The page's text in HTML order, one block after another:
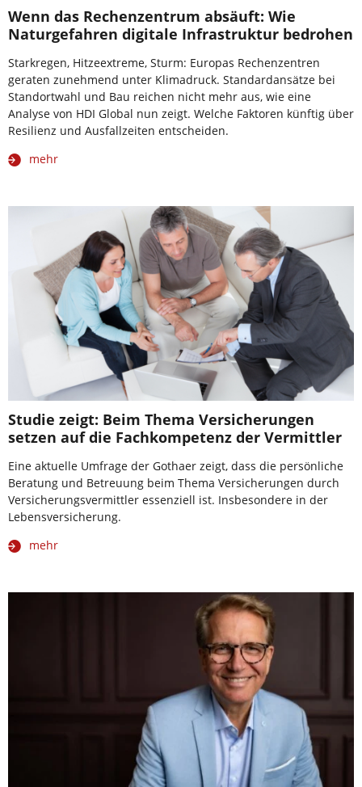
Wenn das Rechenzentrum absäuft: Wie
Naturgefahren digitale Infrastruktur bedrohen
Starkregen, Hitzeextreme, Sturm: Europas Rechenzentren
geraten zunehmend unter Klimadruck. Standardansätze bei
Standortwahl und Bau reichen nicht mehr aus, wie eine
Analyse von HDI Global nun zeigt. Welche Faktoren künftig über
Resilienz und Ausfallzeiten entscheiden.
mehr
Studie zeigt: Beim Thema Versicherungen
setzen auf die Fachkompetenz der Vermittler
Eine aktuelle Umfrage der Gothaer zeigt, dass die persönliche
Beratung und Betreuung beim Thema Versicherungen durch
Versicherungsvermittler essenziell ist. Insbesondere in der
Lebensversicherung.
mehr